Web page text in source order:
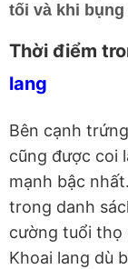
tối và khi bụng
Thời điểm
lang
Bên cạnh
cũng được coi
mạnh bậc
trong danh
cường tuổi thọ
Khoai lang dù